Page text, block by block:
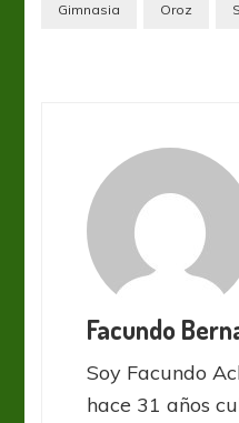
Gimnasia Oroz
Facundo
Soy Facundo
hace 31 años